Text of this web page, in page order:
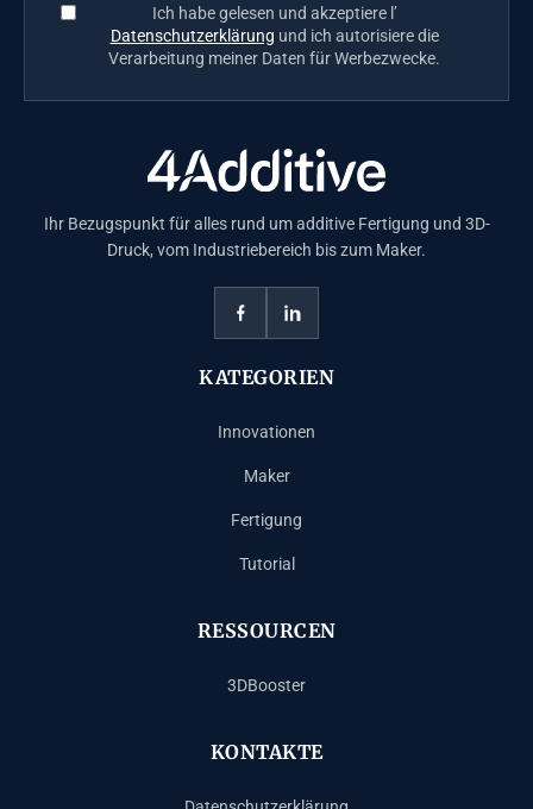
Ich habe gelesen und akzeptiere l’
Datenschutzerklärung und ich autorisiere die
Verarbeitung meiner Daten für Werbezwecke.
Ihr Bezugspunkt für alles rund um additive Fertigung und 3D-
Druck, vom Industriebereich bis zum Maker.
KATEGORIEN
Innovationen
Maker
Fertigung
Tutorial
RESSOURCEN
3DBooster
KONTAKTE